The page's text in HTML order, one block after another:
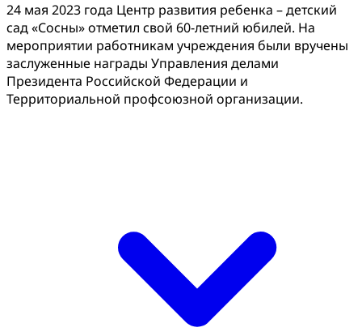
24 мая 2023 года Центр развития ребенка – детский
сад «Сосны» отметил свой 60-летний юбилей. На
мероприятии работникам учреждения были вручены
заслуженные награды Управления делами
Президента Российской Федерации и
Территориальной профсоюзной организации.